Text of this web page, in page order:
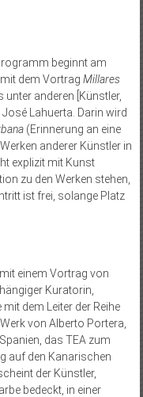
beginnt am
dem Vortrag Millares
anderen [Künstler,
Lahuerta. Darin wird
(Erinnerung an eine
anderer Künstler in
explizit mit Kunst
zu den Werken stehen,
ist frei, solange Platz
einem Vortrag von
Kuratorin,
dem Leiter der Reihe
von Alberto Portera,
das TEA zum
auf den Kanarischen
der Künstler,
bedeckt, in einer